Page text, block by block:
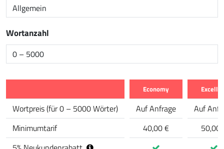
Wortanzahl
Merkmal
Economy
Wortpreis(für 0 – 5000 Wörter) Auf Anfrage
Auf
Minimumtarif
40,00 €
50,00